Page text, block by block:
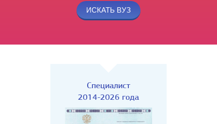
Специалист
2014-2026 года